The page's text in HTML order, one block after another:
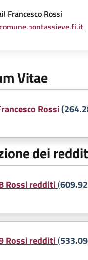
Francesco Rossi
Vitae
Rossi
dei
Rossi redditi
Rossi redditi